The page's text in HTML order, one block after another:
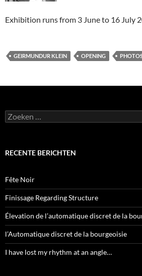
Exhibition runs from 3 June to 16 July
GEIRMUNDUR KLEIN OPENING
Zoeken
naar:
RECENTE BERICHTEN
Fête Noir
Finissage Regarding Structure
Élevation de l’automatique discret de la
l’Automatique discret de la bourgeoisie
I have lost my rhythm at an angle…